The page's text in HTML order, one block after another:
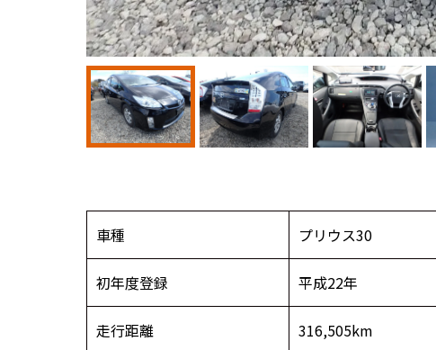
車種 プリウス30
初年度登録 平成22年
走行距離 316,505km